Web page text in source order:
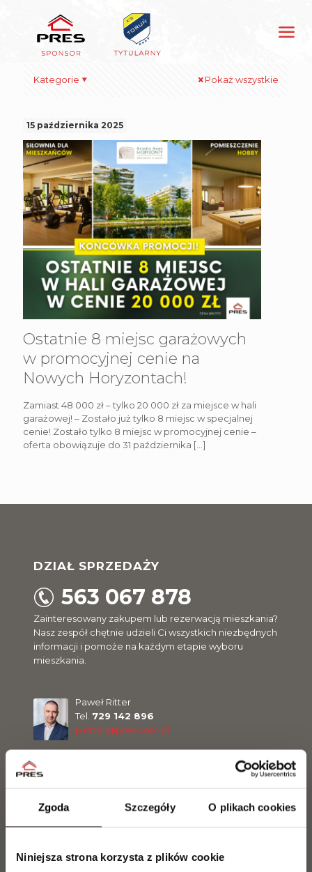
Zgoda Szczegóły O plikach cookies
Niniejsza strona korzysta z plików cookie
Kategorie Pokaż wszystkie
15 października 2025
Ostatnie 8 miejsc garażowych
w promocyjnej cenie na
Nowych Horyzontach!
Zamiast 48 000 zł – tylko 20 000 zł za miejsce w hali
garażowej! – Zostało już tylko 8 miejsc w specjalnej
cenie! Zostało tylko 8 miejsc w promocyjnej cenie –
oferta obowiązuje do 31 października […]
DZIAŁ SPRZEDAŻY
563 067 878
Zainteresowany zakupem lub rezerwacją mieszkania?
Nasz zespół chętnie udzieli Ci wszystkich niezbędnych
informacji i pomoże na każdym etapie wyboru
mieszkania.
Paweł Ritter
Tel. 729 142 896
p.ritter@pres.com.pl
j.makowiecki@pres.com.pl
Sławomir Malinowski